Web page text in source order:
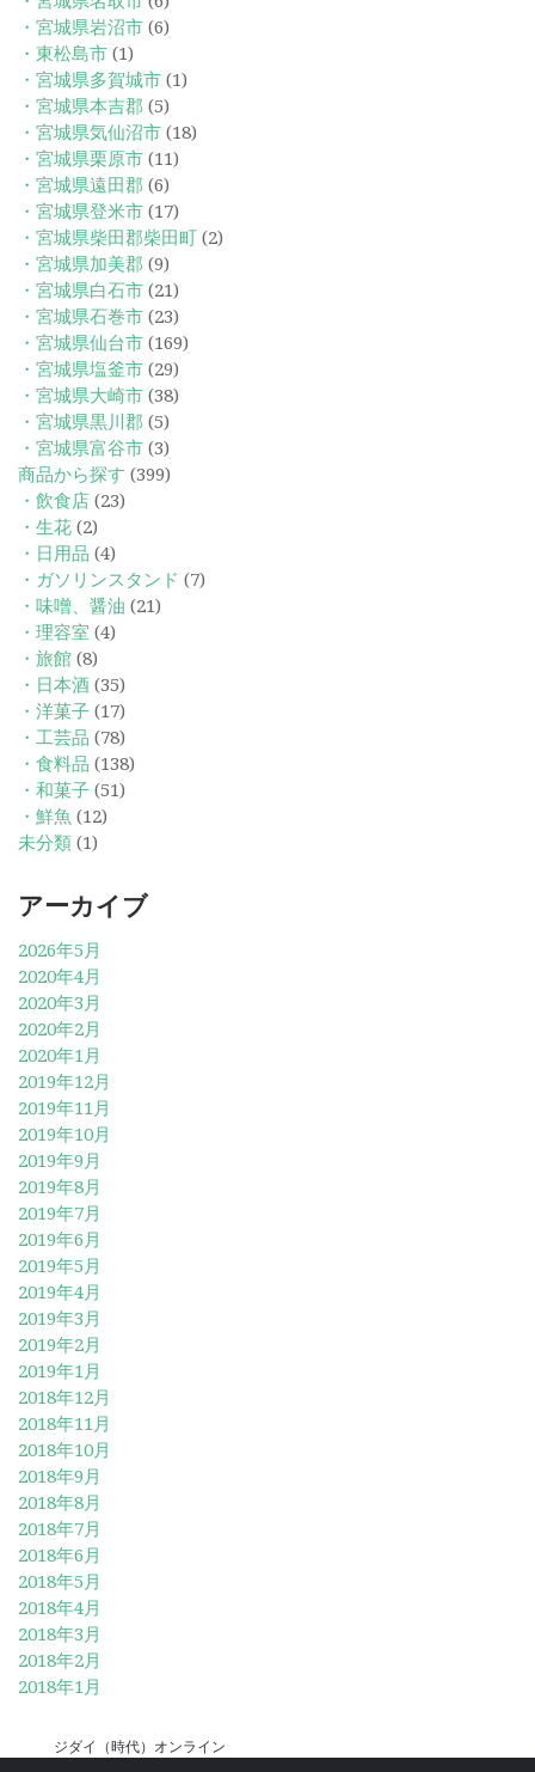
・宮城県岩沼市 (6)
・東松島市 (1)
・宮城県多賀城市 (1)
・宮城県本吉郡 (5)
・宮城県気仙沼市 (18)
・宮城県栗原市 (11)
・宮城県遠田郡 (6)
・宮城県登米市 (17)
・宮城県柴田郡柴田町 (2)
・宮城県加美郡 (9)
・宮城県白石市 (21)
・宮城県石巻市 (23)
・宮城県仙台市 (169)
・宮城県塩釜市 (29)
・宮城県大崎市 (38)
・宮城県黒川郡 (5)
・宮城県富谷市 (3)
商品から探す (399)
・飲食店 (23)
・生花 (2)
・日用品 (4)
・ガソリンスタンド (7)
・味噌、醤油 (21)
・理容室 (4)
・旅館 (8)
・日本酒 (35)
・洋菓子 (17)
・工芸品 (78)
・食料品 (138)
・和菓子 (51)
・鮮魚 (12)
未分類 (1)
アーカイブ
2026年5月
2020年4月
2020年3月
2020年2月
2020年1月
2019年12月
2019年11月
2019年10月
2019年9月
2019年8月
2019年7月
2019年6月
2019年5月
2019年4月
2019年3月
2019年2月
2019年1月
2018年12月
2018年11月
2018年10月
2018年9月
2018年8月
2018年7月
2018年6月
2018年5月
2018年4月
2018年3月
2018年2月
2018年1月
ジダイ（時代）オンライン